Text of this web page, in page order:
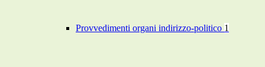
Provvedimenti organi indirizzo-politico 1